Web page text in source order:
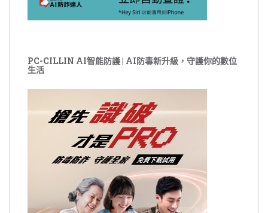
PC-CILLIN AI智能防護 | AI防毒新升級，守護你的數位
生活